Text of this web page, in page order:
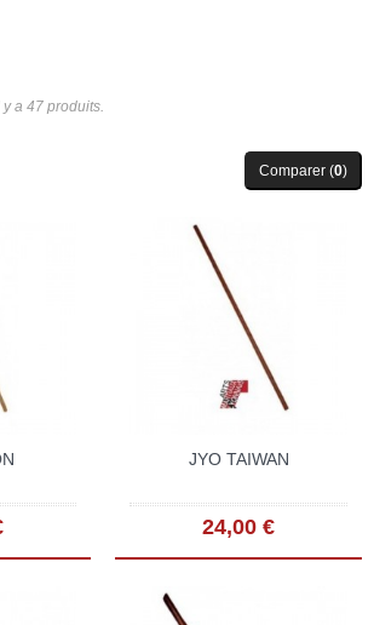
y a 47 produits.
Comparer (0)
JYO TAIWAN
24,00 €